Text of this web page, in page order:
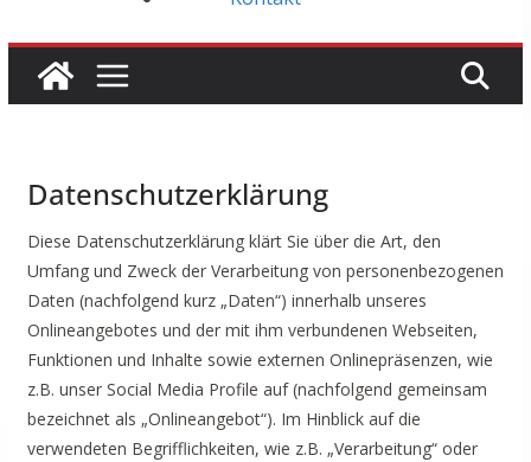
Datenschutzerklärung
Diese Datenschutzerklärung klärt Sie über die Art, den
Umfang und Zweck der Verarbeitung von personenbezogenen
Daten (nachfolgend kurz „Daten“) innerhalb unseres
Onlineangebotes und der mit ihm verbundenen Webseiten,
Funktionen und Inhalte sowie externen Onlinepräsenzen, wie
z.B. unser Social Media Profile auf (nachfolgend gemeinsam
bezeichnet als „Onlineangebot“). Im Hinblick auf die
verwendeten Begrifflichkeiten, wie z.B. „Verarbeitung“ oder